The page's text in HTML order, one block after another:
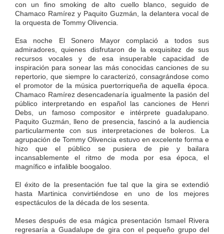
con un fino smoking de alto cuello blanco, seguido de
Chamaco Ramírez y Paquito Guzmán, la delantera vocal de
la orquesta de Tommy Olivencia.
Esa noche El Sonero Mayor complació a todos sus
admiradores, quienes disfrutaron de la exquisitez de sus
recursos vocales y de esa insuperable capacidad de
inspiración para sonear las más conocidas canciones de su
repertorio, que siempre lo caracterizó, consagrándose como
el promotor de la música puertorriqueña de aquella época.
Chamaco Ramírez desencadenaría igualmente la pasión del
público interpretando en español las canciones de Henri
Debs, un famoso compositor e intérprete guadalupano.
Paquito Guzmán, lleno de presencia, fascinó a la audiencia
particularmente con sus interpretaciones de boleros. La
agrupación de Tommy Olivencia estuvo en excelente forma e
hizo que el público se pusiera de pie y bailara
incansablemente el ritmo de moda por esa época, el
magnífico e infalible boogaloo.
El éxito de la presentación fue tal que la gira se extendió
hasta Martinica convirtiéndose en uno de los mejores
espectáculos de la década de los sesenta.
Meses después de esa mágica presentación Ismael Rivera
regresaría a Guadalupe de gira con el pequeño grupo del